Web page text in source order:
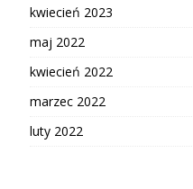
kwiecień 2023
maj 2022
kwiecień 2022
marzec 2022
luty 2022